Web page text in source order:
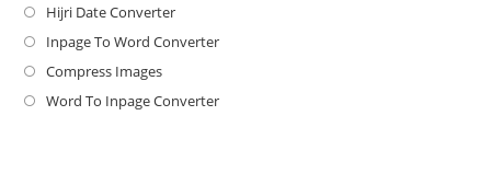
Hijri Date ConverterOpens
in
new
Inpage To Word ConverterOpens
a
Compress ImagesOpens
in
Word To Inpage ConverterOpens